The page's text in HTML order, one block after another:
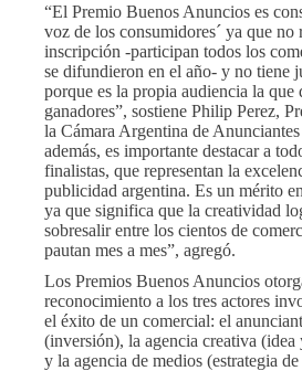
“El Premio Buenos Anuncios es
voz de los consumidores´ ya que no
inscripción -participan todos los
se difundieron en el año- y no tiene
porque es la propia audiencia la que
ganadores”, sostiene Philip Perez,
la Cámara Argentina de
además, es importante destacar a
finalistas, que representan la
publicidad argentina. Es un mérito
ya que significa que la creatividad
sobresalir entre los cientos de
pautan mes a mes”, agregó.
Los Premios Buenos Anuncios
reconocimiento a los tres actores
el éxito de un comercial: el
(inversión), la agencia creativa (idea
y la agencia de medios (estrategia de